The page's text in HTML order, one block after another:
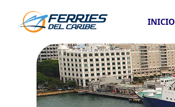
INICIO